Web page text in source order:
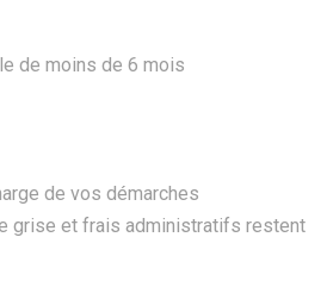
de moins de 6 mois
de vos démarches
grise et frais administratifs restent